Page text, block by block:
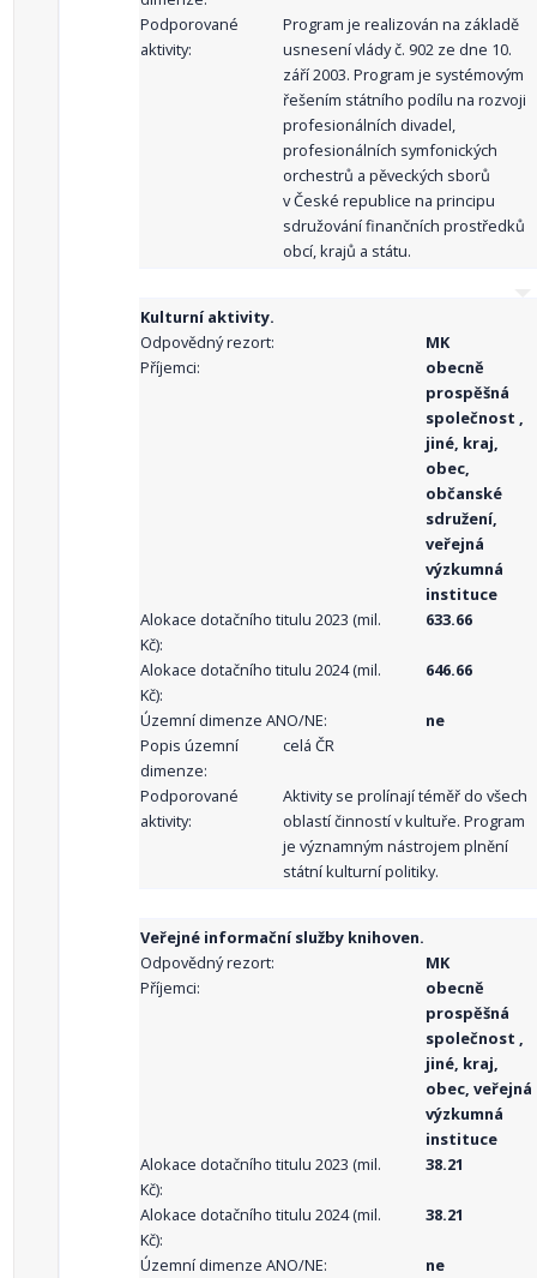
Podporované
aktivity:
Program je realizován na základě
usnesení vlády č. 902 ze dne 10.
září 2003. Program je systémovým
řešením státního podílu na rozvoji
profesionálních divadel,
profesionálních symfonických
orchestrů a pěveckých sborů
v České republice na principu
sdružování finančních prostředků
obcí, krajů a státu.
Kulturní aktivity.
Odpovědný rezort:
MK
Příjemci:
obecně
prospěšná
společnost ,
jiné, kraj,
obec,
občanské
sdružení,
veřejná
výzkumná
instituce
Alokace dotačního titulu 2023 (mil.
Kč):
633.66
Alokace dotačního titulu 2024 (mil.
Kč):
646.66
Územní dimenze ANO/NE:
ne
Popis územní
dimenze:
celá ČR
Podporované
aktivity:
Aktivity se prolínají téměř do všech
oblastí činností v kultuře. Program
je významným nástrojem plnění
státní kulturní politiky.
Veřejné informační služby knihoven.
Odpovědný rezort:
MK
Příjemci:
obecně
prospěšná
společnost ,
jiné, kraj,
obec, veřejná
výzkumná
instituce
Alokace dotačního titulu 2023 (mil.
Kč):
38.21
Alokace dotačního titulu 2024 (mil.
Kč):
38.21
Územní dimenze ANO/NE:
ne